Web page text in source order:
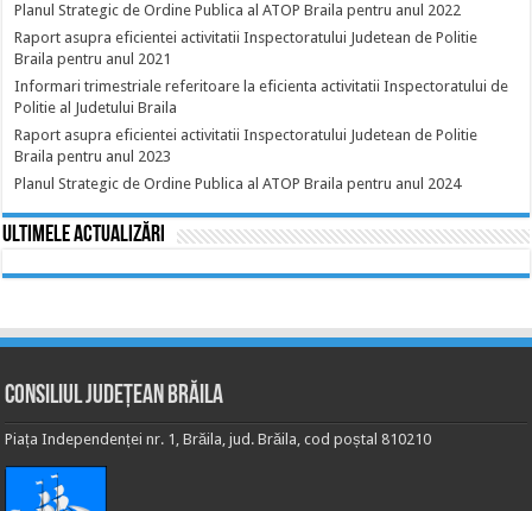
Planul Strategic de Ordine Publica al ATOP Braila pentru anul 2022
Raport asupra eficientei activitatii Inspectoratului Judetean de Politie
Braila pentru anul 2021
Informari trimestriale referitoare la eficienta activitatii Inspectoratului de
Politie al Judetului Braila
Raport asupra eficientei activitatii Inspectoratului Judetean de Politie
Braila pentru anul 2023
Planul Strategic de Ordine Publica al ATOP Braila pentru anul 2024
Ultimele actualizări
Consiliul Județean Brăila
Piața Independenței nr. 1, Brăila, jud. Brăila, cod poștal 810210